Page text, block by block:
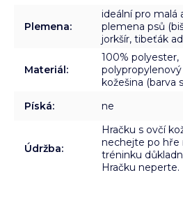
Plemena:
ideální pro malá
plemena psů
jorkšír, tibeťák
Materiál:
100% polyester,
kožešina (barva
Píská: ne
Údržba:
Hračku s ovčí
nechejte po hře
tréninku
Hračku neperte.